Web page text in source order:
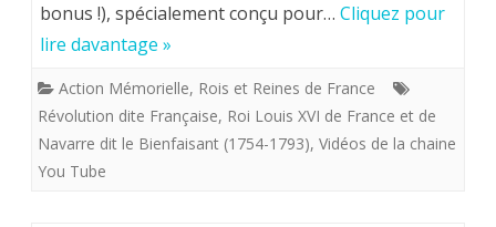
choses
louis
bonus !), spécialement conçu pour… Cliquez pour
lire davantage »
Action Mémorielle, Rois et Reines de France
Révolution dite Française, Roi Louis XVI de France et de
Navarre dit le Bienfaisant (1754-1793), Vidéos de la chaine
You Tube